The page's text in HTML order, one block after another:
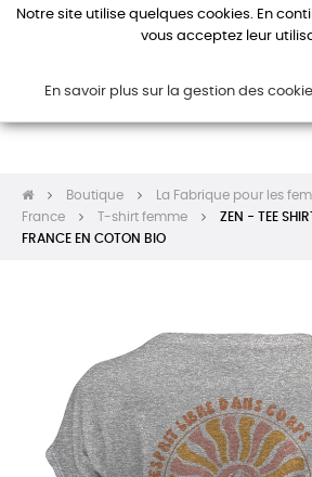
Boutique
La Fabrique pour les
France
T-shirt femme
ZEN - TEE
FRANCE EN COTON BIO
Notre site utilise quelques cookies. En
vous acceptez leur
En savoir plus sur la gestion des